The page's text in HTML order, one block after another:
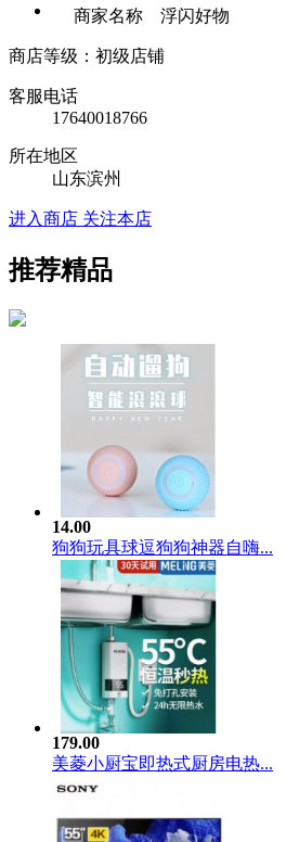
商家名称 浮闪好物
商店等级：初级店铺
客服电话
17640018766
所在地区
山东滨州
进入商店 关注本店
推荐精品
14.00
狗狗玩具球逗狗狗神器自嗨...
179.00
美菱小厨宝即热式厨房电热...